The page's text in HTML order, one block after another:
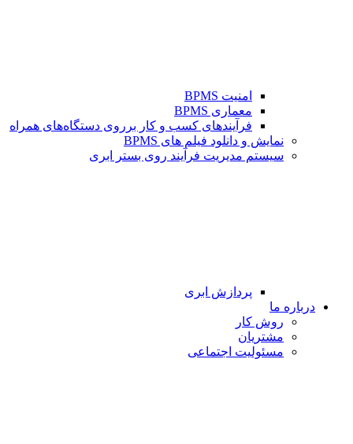
امنیت BPMS
معماری BPMS
فرآیندهای کسب و کار برروی دستگاه‌های همراه
نمایش و دانلود فیلم های BPMS
سیستم مدیریت فرآیند روی بستر ابری
پردازش ابری
درباره ما
روش کار
مشتریان
مسئولیت اجتماعی